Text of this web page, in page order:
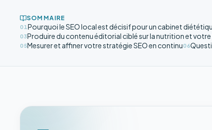
SOMMAIRE
01Pourquoi le SEO local est décisif pour un cabinet
03Produire du contenu éditorial ciblé sur la nutrition et
05Mesurer et affiner votre stratégie SEO en continu06